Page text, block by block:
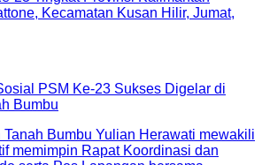
PSM Ke-23 Sukses Digelar di
Bumbu